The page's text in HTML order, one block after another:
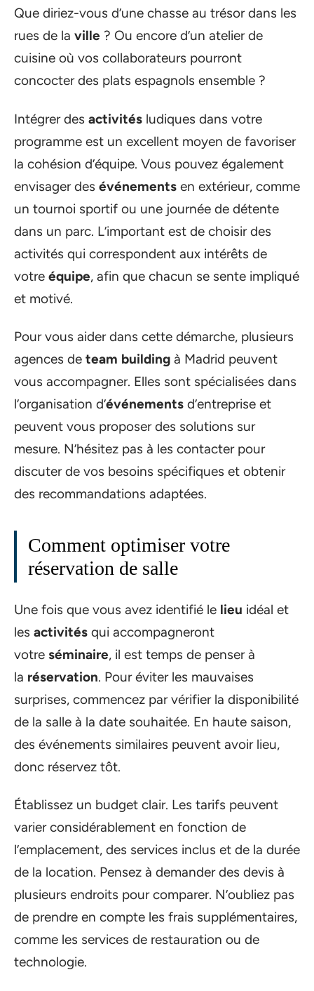
Que diriez-vous d’une chasse au trésor dans les
rues de la ville ? Ou encore d’un atelier de
cuisine où vos collaborateurs pourront
concocter des plats espagnols ensemble ?
Intégrer des activités ludiques dans votre
programme est un excellent moyen de favoriser
la cohésion d’équipe. Vous pouvez également
envisager des événements en extérieur, comme
un tournoi sportif ou une journée de détente
dans un parc. L’important est de choisir des
activités qui correspondent aux intérêts de
votre équipe, afin que chacun se sente impliqué
et motivé.
Pour vous aider dans cette démarche, plusieurs
agences de team building à Madrid peuvent
vous accompagner. Elles sont spécialisées dans
l’organisation d’événements d’entreprise et
peuvent vous proposer des solutions sur
mesure. N’hésitez pas à les contacter pour
discuter de vos besoins spécifiques et obtenir
des recommandations adaptées.
Comment optimiser votre
réservation de salle
Une fois que vous avez identifié le lieu idéal et
les activités qui accompagneront
votre séminaire, il est temps de penser à
la réservation. Pour éviter les mauvaises
surprises, commencez par vérifier la disponibilité
de la salle à la date souhaitée. En haute saison,
des événements similaires peuvent avoir lieu,
donc réservez tôt.
Établissez un budget clair. Les tarifs peuvent
varier considérablement en fonction de
l’emplacement, des services inclus et de la durée
de la location. Pensez à demander des devis à
plusieurs endroits pour comparer. N’oubliez pas
de prendre en compte les frais supplémentaires,
comme les services de restauration ou de
technologie.